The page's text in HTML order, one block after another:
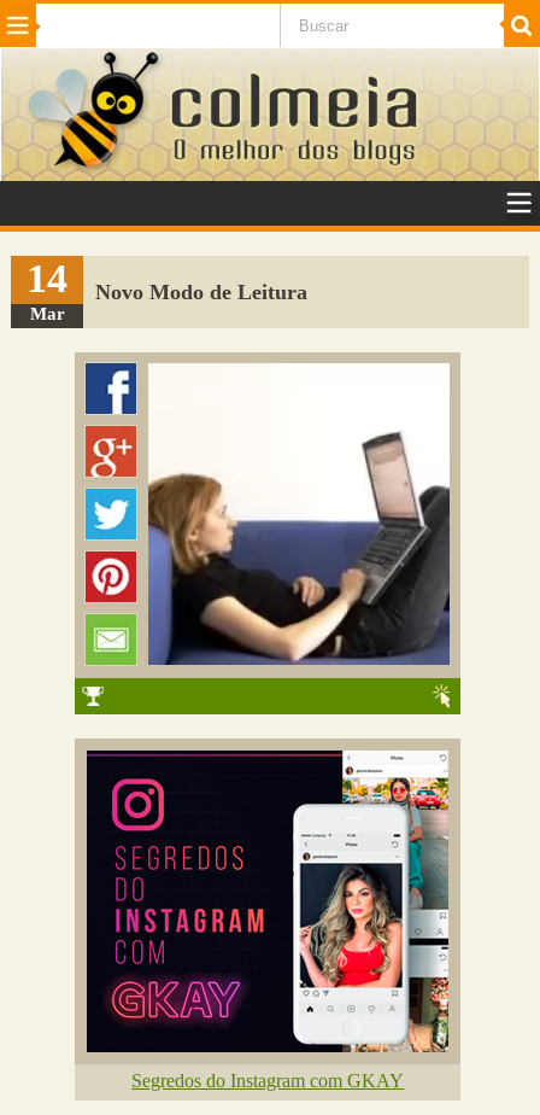
Beleza Cinema e TV
Internet Jogos NotÃ­cias SaÃºde
VeÃ­culos Adulto
Sugerir Link
Adicionar Blog
Colmeia Exchange
14
Mar
Novo Modo de Leitura
Segredos do Instagram com GKAY